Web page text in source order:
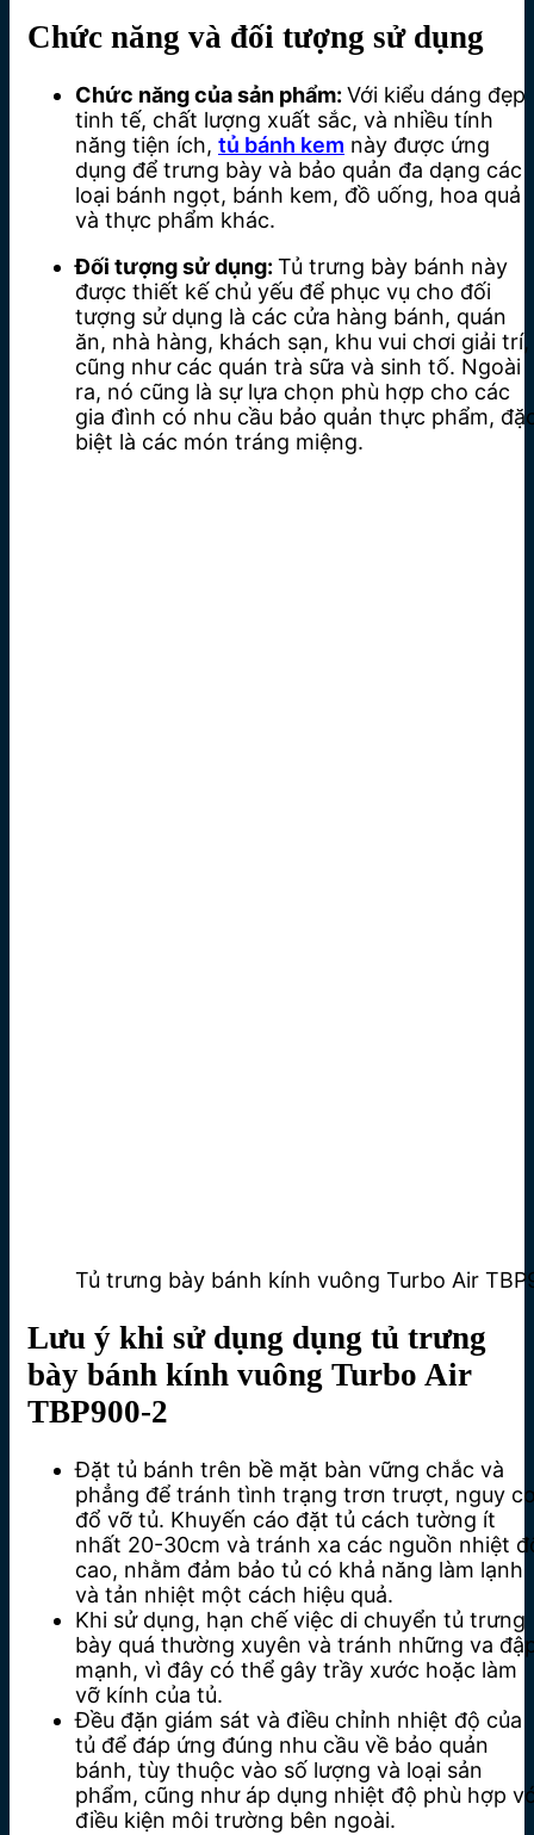
Chức năng và đối tượng sử dụng
Chức năng của sản phẩm: Với kiểu dáng đẹp
tinh tế, chất lượng xuất sắc, và nhiều tính
năng tiện ích, tủ bánh kem này được ứng
dụng để trưng bày và bảo quản đa dạng các
loại bánh ngọt, bánh kem, đồ uống, hoa quả
và thực phẩm khác.
Đối tượng sử dụng: Tủ trưng bày bánh này
được thiết kế chủ yếu để phục vụ cho đối
tượng sử dụng là các cửa hàng bánh, quán
ăn, nhà hàng, khách sạn, khu vui chơi giải trí,
cũng như các quán trà sữa và sinh tố. Ngoài
ra, nó cũng là sự lựa chọn phù hợp cho các
gia đình có nhu cầu bảo quản thực phẩm,
biệt là các món tráng miệng.
Tủ trưng bày bánh kính vuông Turbo Air
Lưu ý khi sử dụng dụng tủ trưng
bày bánh kính vuông Turbo Air
TBP900-2
Đặt tủ bánh trên bề mặt bàn vững chắc và
phẳng để tránh tình trạng trơn trượt, nguy
đổ vỡ tủ. Khuyến cáo đặt tủ cách tường ít
nhất 20-30cm và tránh xa các nguồn nhiệt
cao, nhằm đảm bảo tủ có khả năng làm lạnh
và tản nhiệt một cách hiệu quả.
Khi sử dụng, hạn chế việc di chuyển tủ trưng
bày quá thường xuyên và tránh những va
mạnh, vì đây có thể gây trầy xước hoặc làm
vỡ kính của tủ.
Đều đặn giám sát và điều chỉnh nhiệt độ của
tủ để đáp ứng đúng nhu cầu về bảo quản
bánh, tùy thuộc vào số lượng và loại sản
phẩm, cũng như áp dụng nhiệt độ phù hợp
điều kiện môi trường bên ngoài.